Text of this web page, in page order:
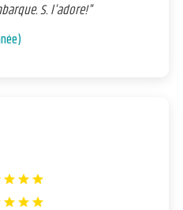
S. l'adore!"
starstarstar
starstarstar